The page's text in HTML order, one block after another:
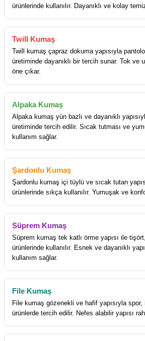
ürünlerinde kullanılır. Dayanıklı ve kolay
Twill Kumaş
Twill kumaş çapraz dokuma yapısıyla
üretiminde dayanıklı bir tercih sunar. Tok ve
öne çıkar.
Alpaka Kumaş
Alpaka kumaş yün bazlı ve dayanıklı
üretiminde tercih edilir. Sıcak tutması ve
kullanım sağlar.
Şardonlu Kumaş
Şardonlu kumaş içi tüylü ve sıcak tutan
ürünlerinde sıkça kullanılır. Yumuşak ve
Süprem Kumaş
Süprem kumaş tek katlı örme yapısı ile
ürünlerinde kullanılır. Esnek ve dayanıklı
kullanım sağlar.
File Kumaş
File kumaş gözenekli ve hafif yapısıyla
ürünlerde tercih edilir. Nefes alabilir yapısı